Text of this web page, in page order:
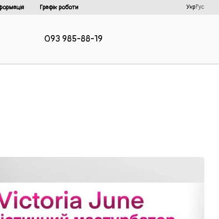
Графік роботи УкрРус
093 985-88-19